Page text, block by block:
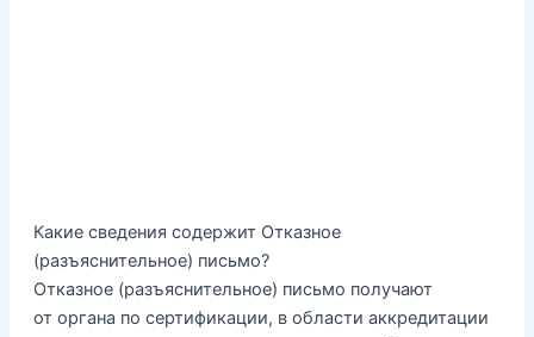
Какие сведения содержит Отказное
(разъяснительное) письмо?
Отказное (разъяснительное) письмо получают
от органа по сертификации, в области аккредитации